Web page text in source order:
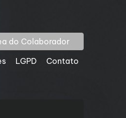
do Colaborador
LGPD Contato